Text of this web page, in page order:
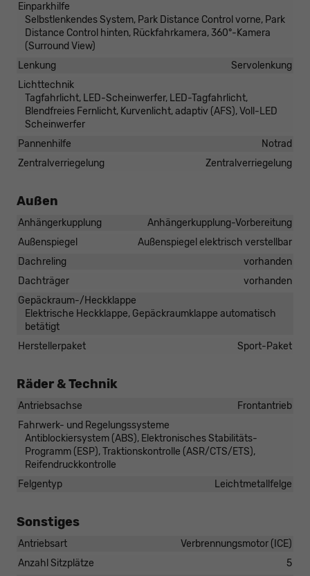
Einparkhilfe
Selbstlenkendes System, Park Distance Control vorne, Park
Distance Control hinten, Rückfahrkamera, 360°-Kamera
(Surround View)
Lenkung
Servolenkung
Lichttechnik
Tagfahrlicht, LED-Scheinwerfer, LED-Tagfahrlicht,
Blendfreies Fernlicht, Kurvenlicht, adaptiv (AFS), Voll-LED
Scheinwerfer
Pannenhilfe
Notrad
Zentralverriegelung
Zentralverriegelung
Außen
Anhängerkupplung
Anhängerkupplung-Vorbereitung
Außenspiegel
Außenspiegel elektrisch verstellbar
Dachreling
vorhanden
Dachträger
vorhanden
Gepäckraum-/Heckklappe
Elektrische Heckklappe, Gepäckraumklappe automatisch
betätigt
Herstellerpaket
Sport-Paket
Räder & Technik
Antriebsachse
Frontantrieb
Fahrwerk- und Regelungssysteme
Antiblockiersystem (ABS), Elektronisches Stabilitäts-
Programm (ESP), Traktionskontrolle (ASR/CTS/ETS),
Reifendruckkontrolle
Felgentyp
Leichtmetallfelge
Sonstiges
Antriebsart
Verbrennungsmotor (ICE)
Anzahl Sitzplätze
5